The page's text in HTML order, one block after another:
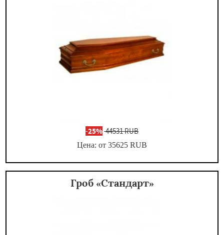
-25%44531 RUB
Цена: от 35625 RUB
Гроб «Стандарт»